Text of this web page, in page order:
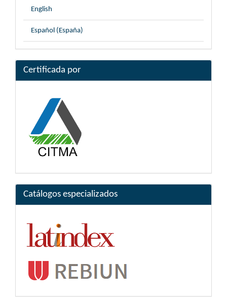
English
Español (España)
Certificada por
Catálogos especializados